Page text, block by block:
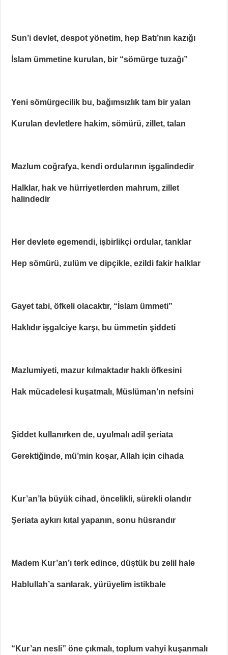
Sun’i devlet, despot yönetim, hep Batı’nın kazığı
İslam ümmetine kurulan, bir “sömürge tuzağı”
Yeni sömürgecilik bu, bağımsızlık tam bir yalan
Kurulan devletlere hakim, sömürü, zillet, talan
Mazlum coğrafya, kendi ordularının işgalindedir
Halklar, hak ve hürriyetlerden mahrum, zillet
halindedir
Her devlete egemendi, işbirlikçi ordular, tanklar
Hep sömürü, zulüm ve dipçikle, ezildi fakir halklar
Gayet tabi, öfkeli olacaktır, “İslam ümmeti”
Haklıdır işgalciye karşı, bu ümmetin şiddeti
Mazlumiyeti, mazur kılmaktadır haklı öfkesini
Hak mücadelesi kuşatmalı, Müslüman’ın nefsini
Şiddet kullanırken de, uyulmalı adil şeriata
Gerektiğinde, mü’min koşar, Allah için cihada
Kur’an’la büyük cihad, öncelikli, sürekli olandır
Şeriata aykırı kıtal yapanın, sonu hüsrandır
Madem Kur’an’ı terk edince, düştük bu zelil hale
Hablullah’a sarılarak, yürüyelim istikbale
“Kur’an nesli” öne çıkmalı, toplum vahyi kuşanmalı